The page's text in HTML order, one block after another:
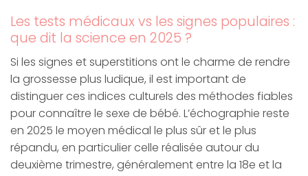
Les tests médicaux vs les signes populaires :
que dit la science en 2025 ?
Si les signes et superstitions ont le charme de rendre
la grossesse plus ludique, il est important de
distinguer ces indices culturels des méthodes fiables
pour connaître le sexe de bébé. L’échographie reste
en 2025 le moyen médical le plus sûr et le plus
répandu, en particulier celle réalisée autour du
deuxième trimestre, généralement entre la 18e et la